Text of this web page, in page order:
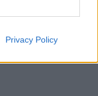
Privacy Policy